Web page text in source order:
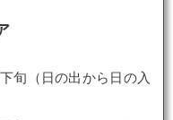
旬（日の出から日の入